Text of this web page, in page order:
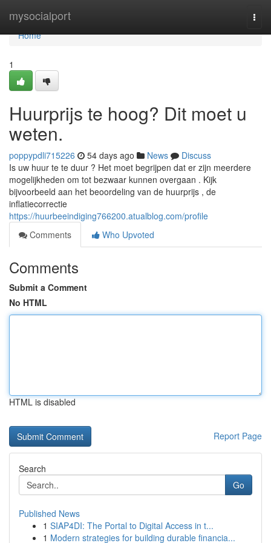
mysocialport
Home
Home
1
Huurprijs te hoog? Dit moet u
weten.
poppypdli715226 54 days ago News
Discuss
Is uw huur te te duur ? Het moet begrijpen dat er zijn meerdere
mogelijkheden om tot bezwaar kunnen overgaan . Kijk
bijvoorbeeld aan het beoordeling van de huurprijs , de
inflatiecorrectie
https://huurbeeindiging766200.atualblog.com/profile
Comments
Who Upvoted
Comments
Submit a Comment
No HTML
HTML is disabled
Report Page
Search
Go
Published News
1 SIAP4DI: The Portal to Digital Access in t...
1 Modern strategies for building durable financia...